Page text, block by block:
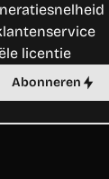
licentie
Abonneren